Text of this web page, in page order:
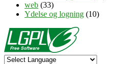
web (33)
Ydelse og logning (10)